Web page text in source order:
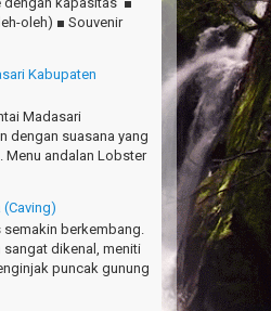
Kabupaten
kami ke
oleh) ■ Souvenir
Kabupaten
Madasari
dengan suasana yang
Menu andalan Lobster
(Caving)
berkembang.
dikenal, meniti
puncak gunung